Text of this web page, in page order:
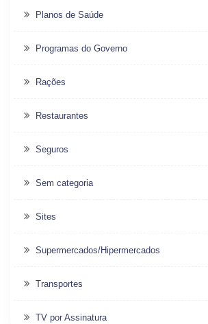
Planos de Saúde
Programas do Governo
Rações
Restaurantes
Seguros
Sem categoria
Sites
Supermercados/Hipermercados
Transportes
TV por Assinatura